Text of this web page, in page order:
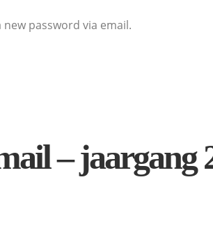
password via email.
– jaargang